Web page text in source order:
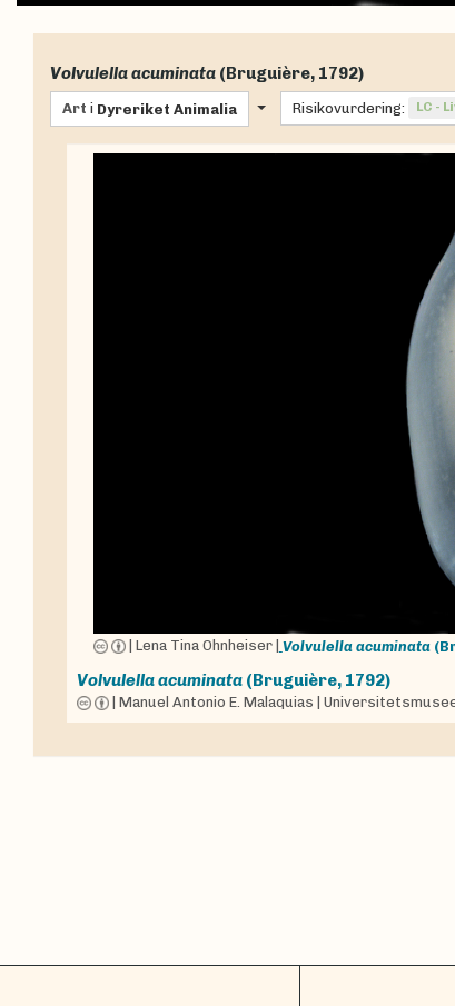
Volvulella acuminata (Bruguière, 1792)
Art i Dyreriket Animalia Risikovurdering: LC -
Lena Tina Ohnheiser Volvulella acuminata
Volvulella acuminata (Bruguière, 1792)
Manuel Antonio E. Malaquias